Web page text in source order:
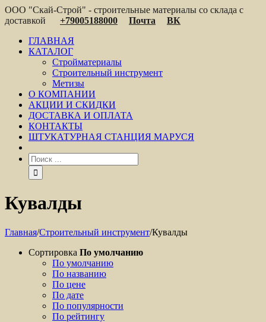
ООО "Скай-Строй" - строительные материалы со склада с
доставкой
+79005188000 Почта
ВК
ГЛАВНАЯ
КАТАЛОГ
Стройматериалы
Строительный инструмент
Метизы
О КОМПАНИИ
АКЦИИ И СКИДКИ
ДОСТАВКА И ОПЛАТА
КОНТАКТЫ
ШТУКАТУРНАЯ СТАНЦИЯ МАРУСЯ
Кувалды
Главная/Строительный инструмент/Кувалды
Сортировка По умолчанию
По умолчанию
По названию
По цене
По дате
По популярности
По рейтингу